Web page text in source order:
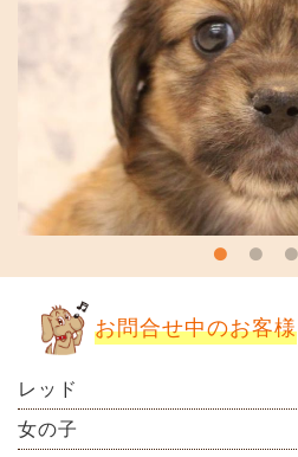
お問合せ中のお客様
レッド
女の子